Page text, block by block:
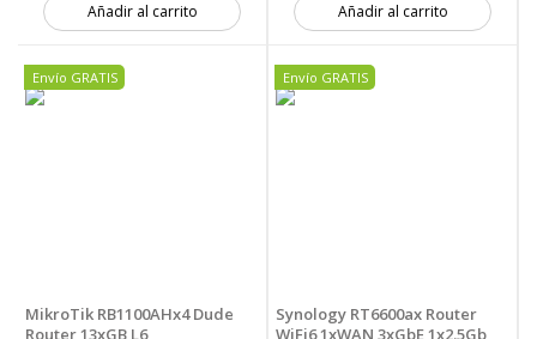
Añadir al carrito Añadir al carrito
MikroTik RB1100AHx4 Dude
Router 13xGB L6
Envío GRATIS
Synology RT6600ax Router
WiFi6 1xWAN 3xGbE 1x2.5Gb
Envío GRATIS